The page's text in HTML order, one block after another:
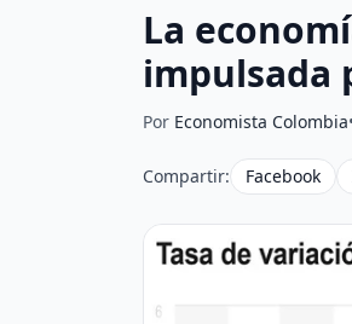
La
impulsada
Por Economista Colombia•
Compartir: Facebook